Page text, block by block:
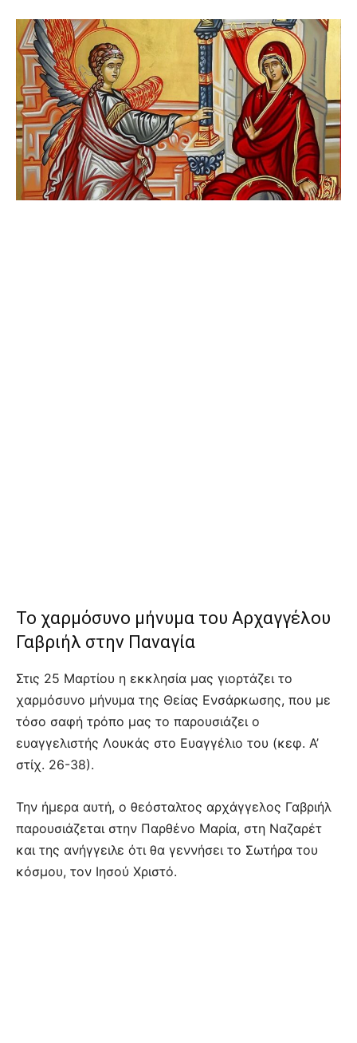
Το χαρμόσυνο μήνυμα του Αρχαγγέλου
Γαβριήλ στην Παναγία
Στις 25 Μαρτίου η εκκλησία μας γιορτάζει το
χαρμόσυνο μήνυμα της Θείας Ενσάρκωσης, που με
τόσο σαφή τρόπο μας το παρουσιάζει ο
ευαγγελιστής Λουκάς στο Ευαγγέλιο του (κεφ. Α’
στίχ. 26-38).
Την ήμερα αυτή, ο θεόσταλτος αρχάγγελος Γαβριήλ
παρουσιάζεται στην Παρθένο Μαρία, στη Ναζαρέτ
και της ανήγγειλε ότι θα γεννήσει το Σωτήρα του
κόσμου, τον Ιησού Χριστό.